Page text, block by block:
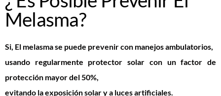
Melasma?
Si, El melasma se puede prevenir con manejos ambulatorios,
usando regularmente protector solar con un factor de
protección mayor del 50%,
evitando la exposición solar y a luces artificiales.